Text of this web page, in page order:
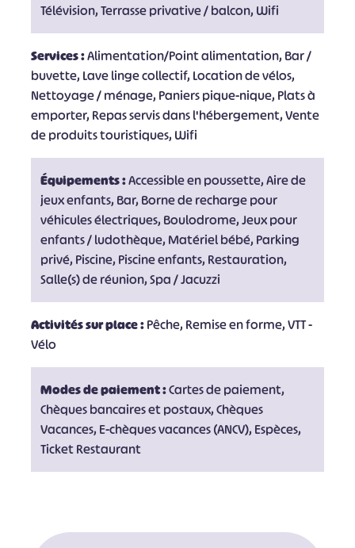
Télévision, Terrasse privative / balcon, Wifi
Services :Alimentation/Point alimentation, Bar /
buvette, Lave linge collectif, Location de vélos,
Nettoyage / ménage, Paniers pique-nique, Plats à
emporter, Repas servis dans l'hébergement, Vente
de produits touristiques, Wifi
Équipements :Accessible en poussette, Aire de
jeux enfants, Bar, Borne de recharge pour
véhicules électriques, Boulodrome, Jeux pour
enfants / ludothèque, Matériel bébé, Parking
privé, Piscine, Piscine enfants, Restauration,
Salle(s) de réunion, Spa / Jacuzzi
Activités sur place :Pêche, Remise en forme, VTT -
Vélo
Modes de paiement :Cartes de paiement,
Chèques bancaires et postaux, Chèques
Vacances, E-chèques vacances (ANCV), Espèces,
Ticket Restaurant